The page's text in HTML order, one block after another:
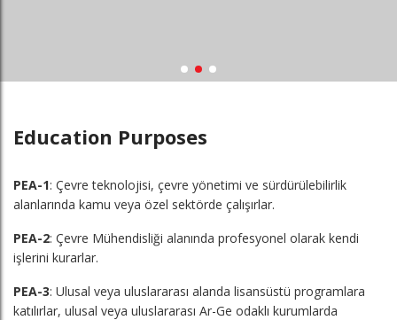
Education Purposes
PEA-1: Çevre teknolojisi, çevre yönetimi ve sürdürülebilirlik
alanlarında kamu veya özel sektörde çalışırlar.
PEA-2: Çevre Mühendisliği alanında profesyonel olarak kendi
işlerini kurarlar.
PEA-3: Ulusal veya uluslararası alanda lisansüstü programlara
katılırlar, ulusal veya uluslararası Ar-Ge odaklı kurumlarda